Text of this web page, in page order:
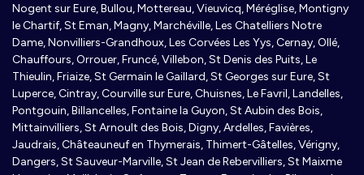
Nogent sur Eure, Bullou, Mottereau, Vieuvicq, Méréglise, Montigny
le Chartif, St Eman, Magny, Marchéville, Les Chatelliers Notre
Dame, Nonvilliers-Grandhoux, Les Corvées Les Yys, Cernay, Ollé,
Chauffours, Orrouer, Fruncé, Villebon, St Denis des Puits, Le
Thieulin, Friaize, St Germain le Gaillard, St Georges sur Eure, St
Luperce, Cintray, Courville sur Eure, Chuisnes, Le Favril, Landelles,
Pontgouin, Billancelles, Fontaine la Guyon, St Aubin des Bois,
Mittainvilliers, St Arnoult des Bois, Digny, Ardelles, Favières,
Jaudrais, Châteauneuf en Thymerais, Thimert-Gâtelles, Vérigny,
Dangers, St Sauveur-Marville, St Jean de Rebervilliers, St Maixme